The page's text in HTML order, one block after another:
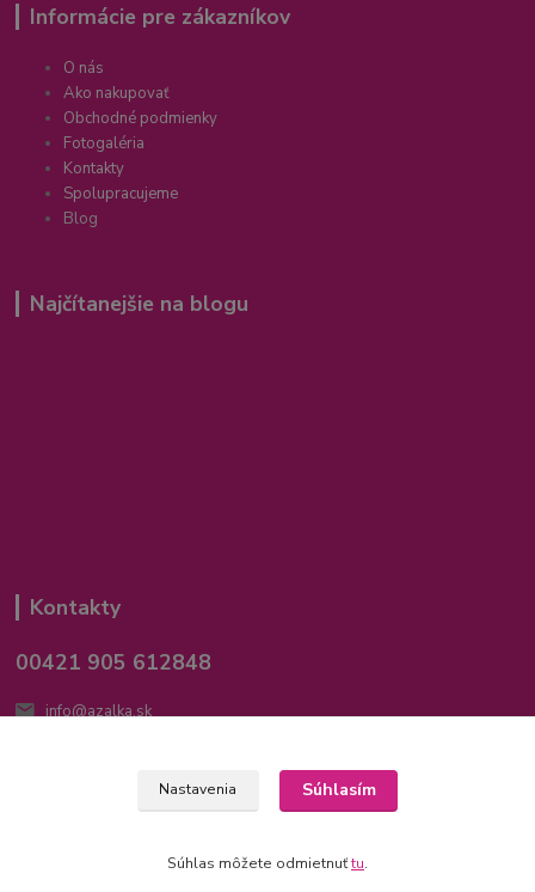
Informácie pre zákazníkov
O nás
Ako nakupovať
Obchodné podmienky
Fotogaléria
Kontakty
Spolupracujeme
Blog
Najčítanejšie na blogu
Kontakty
00421 905 612848
info@azalka.sk
Nastavenia Súhlasím
Súhlas môžete odmietnuťtu.